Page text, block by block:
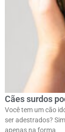
Cães surdos
Você tem um cão
ser adestrados?
apenas na forma